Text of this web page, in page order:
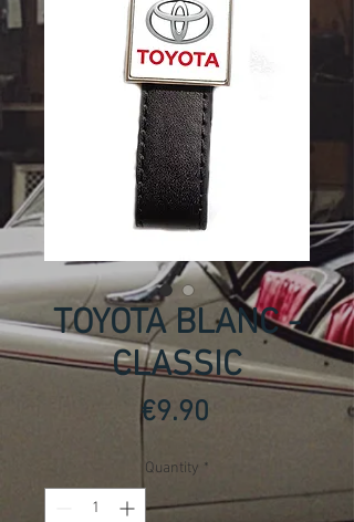
TOYOTA BLANC -
CLASSIC
€9.90Price
Quantity *